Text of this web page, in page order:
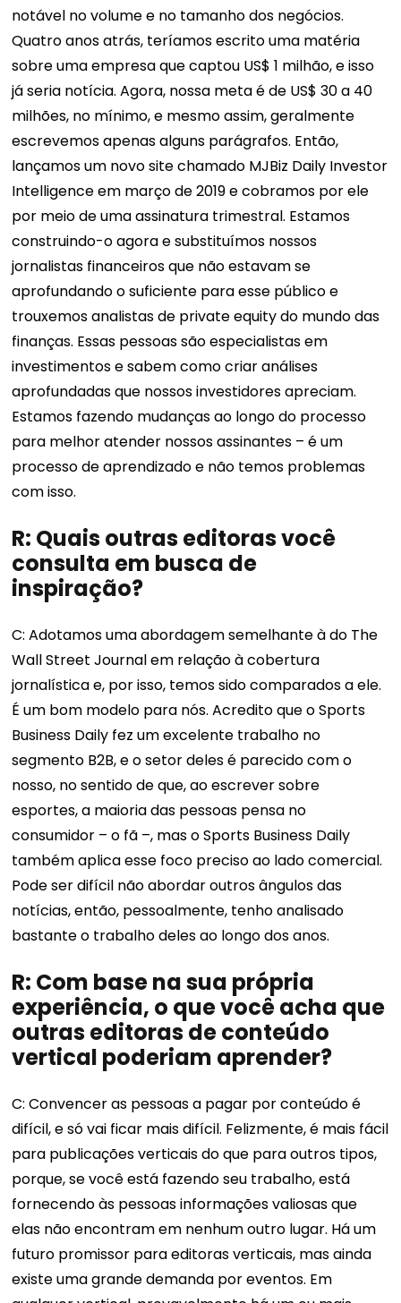
notável no volume e no tamanho dos negócios.
Quatro anos atrás, teríamos escrito uma matéria
sobre uma empresa que captou US$ 1 milhão, e isso
já seria notícia. Agora, nossa meta é de US$ 30 a 40
milhões, no mínimo, e mesmo assim, geralmente
escrevemos apenas alguns parágrafos. Então,
lançamos um novo site chamado MJBiz Daily Investor
Intelligence em março de 2019 e cobramos por ele
por meio de uma assinatura trimestral. Estamos
construindo-o agora e substituímos nossos
jornalistas financeiros que não estavam se
aprofundando o suficiente para esse público e
trouxemos analistas de private equity do mundo das
finanças. Essas pessoas são especialistas em
investimentos e sabem como criar análises
aprofundadas que nossos investidores apreciam.
Estamos fazendo mudanças ao longo do processo
para melhor atender nossos assinantes – é um
processo de aprendizado e não temos problemas
com isso.
R: Quais outras editoras você
consulta em busca de
inspiração?
C: Adotamos uma abordagem semelhante à do The
Wall Street Journal em relação à cobertura
jornalística e, por isso, temos sido comparados a ele.
É um bom modelo para nós. Acredito que o Sports
Business Daily fez um excelente trabalho no
segmento B2B, e o setor deles é parecido com o
nosso, no sentido de que, ao escrever sobre
esportes, a maioria das pessoas pensa no
consumidor – o fã –, mas o Sports Business Daily
também aplica esse foco preciso ao lado comercial.
Pode ser difícil não abordar outros ângulos das
notícias, então, pessoalmente, tenho analisado
bastante o trabalho deles ao longo dos anos.
R: Com base na sua própria
experiência, o que você acha que
outras editoras de conteúdo
vertical poderiam aprender?
C: Convencer as pessoas a pagar por conteúdo é
difícil, e só vai ficar mais difícil. Felizmente, é mais fácil
para publicações verticais do que para outros tipos,
porque, se você está fazendo seu trabalho, está
fornecendo às pessoas informações valiosas que
elas não encontram em nenhum outro lugar. Há um
futuro promissor para editoras verticais, mas ainda
existe uma grande demanda por eventos. Em